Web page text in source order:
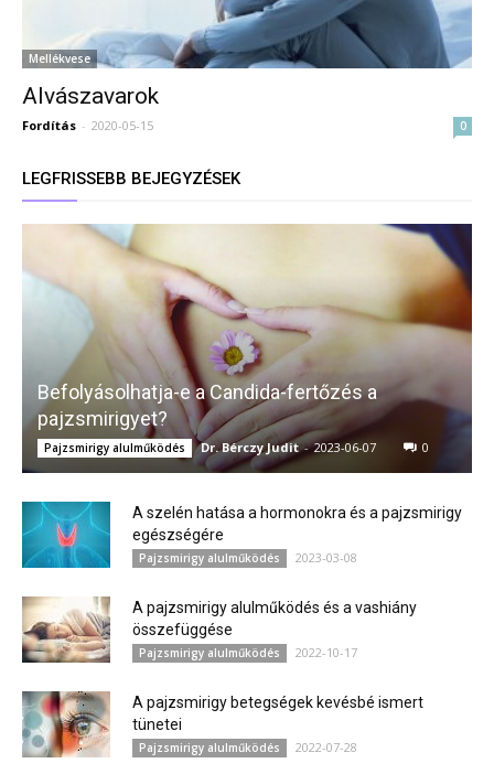
Mellékvese
Alvászavarok
Fordítás - 2020-05-15 0
LEGFRISSEBB BEJEGYZÉSEK
Befolyásolhatja-e a Candida-fertőzés a
pajzsmirigyet?
Pajzsmirigy alulműködés Dr. Bérczy Judit - 2023-06-07 0
A szelén hatása a hormonokra és a pajzsmirigy
egészségére
Pajzsmirigy alulműködés 2023-03-08
A pajzsmirigy alulműködés és a vashiány
összefüggése
Pajzsmirigy alulműködés 2022-10-17
A pajzsmirigy betegségek kevésbé ismert
tünetei
Pajzsmirigy alulműködés 2022-07-28